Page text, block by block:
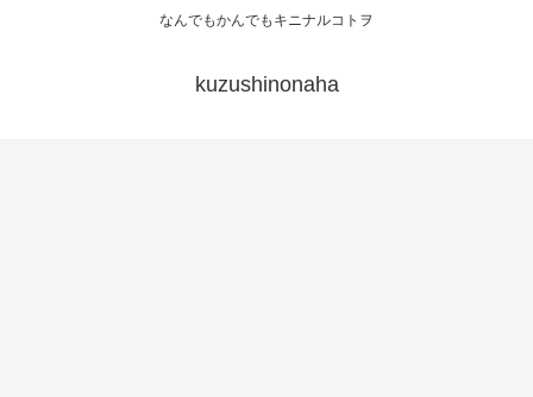
なんでもかんでもキニナルコトヲ
kuzushinonaha